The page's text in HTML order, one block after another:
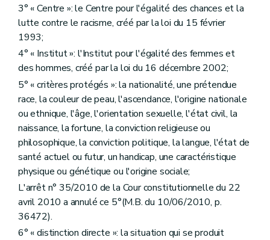
3° « Centre »: le Centre pour l'égalité des chances et la
lutte contre le racisme, créé par la loi du 15 février
1993;
4° « Institut »: l'Institut pour l'égalité des femmes et
des hommes, créé par la loi du 16 décembre 2002;
5° « critères protégés »: la nationalité, une prétendue
race, la couleur de peau, l'ascendance, l'origine nationale
ou ethnique, l'âge, l'orientation sexuelle, l'état civil, la
naissance, la fortune, la conviction religieuse ou
philosophique, la conviction politique, la langue, l'état de
santé actuel ou futur, un handicap, une caractéristique
physique ou génétique ou l'origine sociale;
L'arrêt n° 35/2010 de la Cour constitutionnelle du 22
avril 2010 a annulé ce 5°(M.B. du 10/06/2010, p.
36472).
6° « distinction directe »: la situation qui se produit